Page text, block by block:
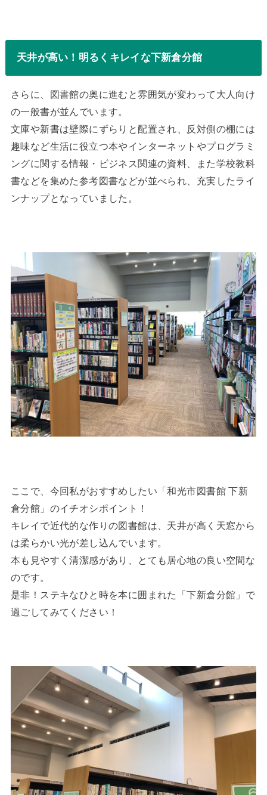
天井が高い！明るくキレイな下新倉分館
さらに、図書館の奥に進むと雰囲気が変わって大人向け
の一般書が並んでいます。
文庫や新書は壁際にずらりと配置され、反対側の棚には
趣味など生活に役立つ本やインターネットやプログラミ
ングに関する情報・ビジネス関連の資料、また学校教科
書などを集めた参考図書などが並べられ、充実したライ
ンナップとなっていました。
ここで、今回私がおすすめしたい「和光市図書館 下新
倉分館」のイチオシポイント！
キレイで近代的な作りの図書館は、天井が高く天窓から
は柔らかい光が差し込んでいます。
本も見やすく清潔感があり、とても居心地の良い空間な
のです。
是非！ステキなひと時を本に囲まれた「下新倉分館」で
過ごしてみてください！